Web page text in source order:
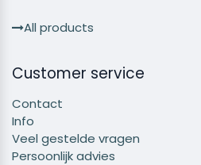
All products
Customer service
Contact
Info
Veel gestelde vragen
Persoonlijk advies